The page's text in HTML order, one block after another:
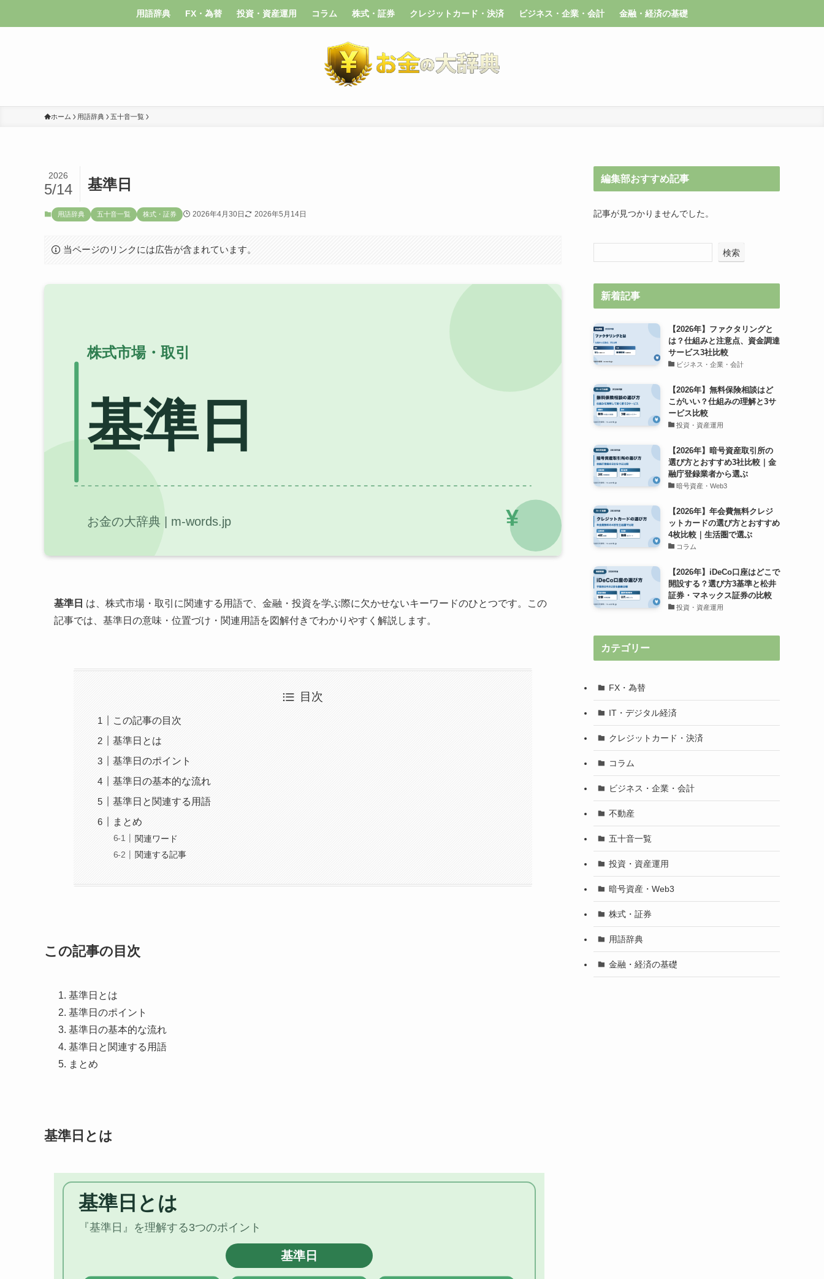
用語辞典 FX・為替 投資・資産運用 コラム 株式・証券 クレジットカード・決済 ビジネス・企業・会計 金融・経済の基礎
ホーム 用語辞典 五十音一覧
基準日
2026
5/14
用語辞典 五十音一覧 株式・証券 2026年4月30日 2026年5月14日
当ページのリンクには広告が含まれています。
基準日 は、株式市場・取引に関連する用語で、金融・投資を学ぶ際に欠かせないキーワードのひとつです。この
記事では、基準日の意味・位置づけ・関連用語を図解付きでわかりやすく解説します。
目次
この記事の目次
基準日とは
基準日のポイント
基準日の基本的な流れ
基準日と関連する用語
まとめ
関連ワード
関連する記事
この記事の目次
基準日とは
基準日のポイント
基準日の基本的な流れ
基準日と関連する用語
まとめ
基準日とは
編集部おすすめ記事
記事が見つかりませんでした。
検索
新着記事
【2026年】ファクタリングと
は？仕組みと注意点、資金調達
サービス3社比較
ビジネス・企業・会計
【2026年】無料保険相談はど
こがいい？仕組みの理解と3サ
ービス比較
投資・資産運用
【2026年】暗号資産取引所の
選び方とおすすめ3社比較｜金
融庁登録業者から選ぶ
暗号資産・Web3
【2026年】年会費無料クレジ
ットカードの選び方とおすすめ
4枚比較｜生活圏で選ぶ
コラム
【2026年】iDeCo口座はどこで
開設する？選び方3基準と松井
証券・マネックス証券の比較
投資・資産運用
カテゴリー
FX・為替
IT・デジタル経済
クレジットカード・決済
コラム
ビジネス・企業・会計
不動産
五十音一覧
投資・資産運用
暗号資産・Web3
株式・証券
用語辞典
金融・経済の基礎